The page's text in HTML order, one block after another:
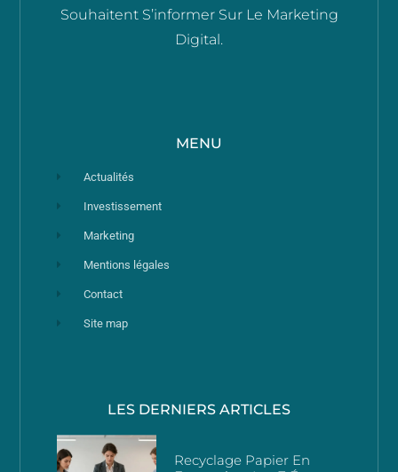
Souhaitent S’informer Sur Le Marketing
Digital.
MENU
Actualités
Investissement
Marketing
Mentions légales
Contact
Site map
LES DERNIERS ARTICLES
Recyclage Papier En